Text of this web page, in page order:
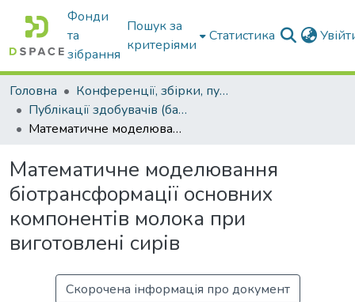
Фонди
та
зібрання
Пошук за
критеріями
Статистика
Головна
Конференції, збірки, публікації молодих вчених і здобувачів : магістрів, бакалаврів, аспірантів.
Публікації здобувачів (бакалаврів. магістрів, аспірантів)
Математичне моделювання біотрансформації основних компонентів молока при виготовлені сирів
Математичне моделювання
біотрансформації основних
компонентів молока при
виготовлені сирів
Скорочена інформація про документ